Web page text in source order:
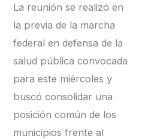
La reunión se realizó en
la previa de la marcha
federal en defensa de la
salud pública convocada
para este miércoles y
buscó consolidar una
posición común de los
municipios frente al